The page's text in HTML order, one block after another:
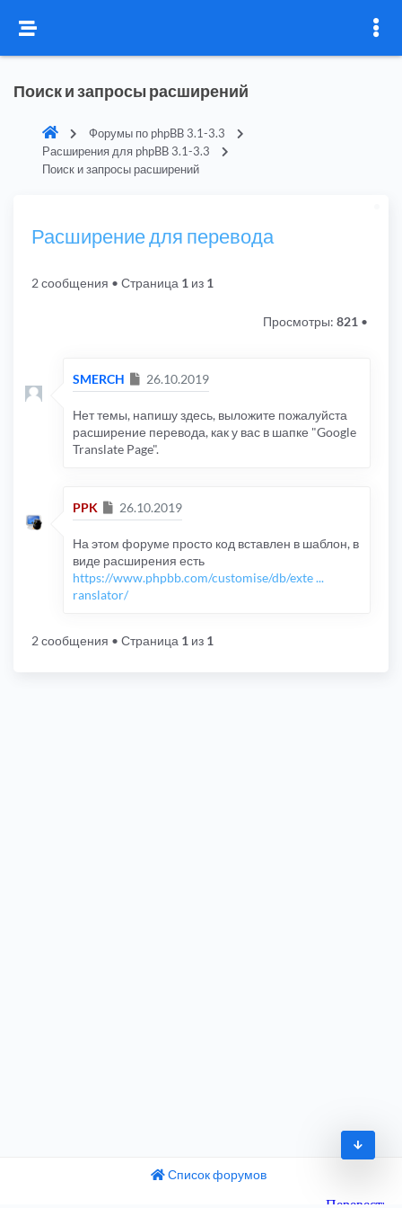
Поиск и запросы расширений
Форумы по phpBB 3.1-3.3
Расширения для phpBB 3.1-3.3
Поиск и запросы расширений
Расширение для перевода
2 сообщения • Страница 1 из 1
Просмотры: 821 •
SMERCH Сообщение
26.10.2019
Нет темы, напишу здесь, выложите пожалуйста
расширение перевода, как у вас в шапке "Google
Translate Page".
PPK Сообщение
26.10.2019
На этом форуме просто код вставлен в шаблон, в
виде расширения есть
https://www.phpbb.com/customise/db/exte ...
ranslator/
2 сообщения • Страница 1 из 1
Список форумов